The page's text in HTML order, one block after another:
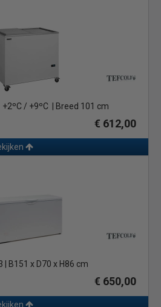
kantoren en hotels.
Koeleilanden zijn te leveren
schoon kunt maken. Bij
Een koeleiland heeft automatische
of met heetgas ontdooiing. En is
uitgevoerd. Lees beneden verder
ontdooiing door de
voor het kiezen van bestickerring
de commerciële horeca is de
Fiji. Deze koeleiland beschikt onder
/ +9ºC | Breed 101 cm
€ 612,00
| B151 x D70 x H86 cm
€ 650,00